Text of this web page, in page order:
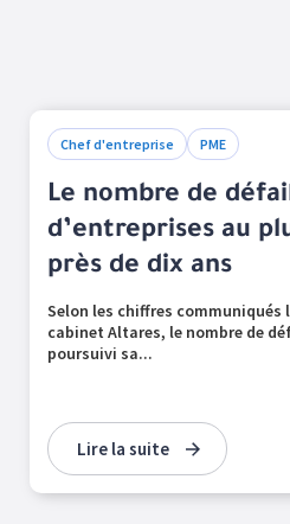
Chef d'entreprise PME
Le nombre de
d’entreprises au
près de dix ans
Selon les chiffres communiqués
cabinet Altares, le nombre de
poursuivi sa...
Lire la suite